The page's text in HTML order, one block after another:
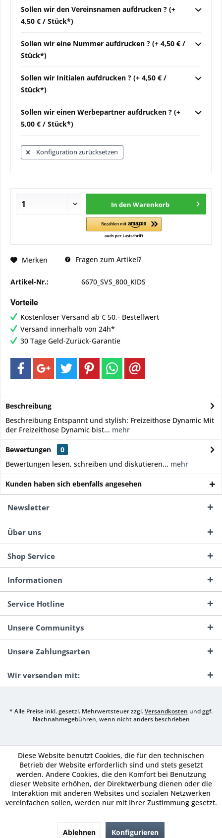
Sollen wir den Vereinsnamen aufdrucken ? (+
4,50 € / Stück*)
Sollen wir eine Nummer aufdrucken ? (+ 4,50 € /
Stück*)
Sollen wir Initialen aufdrucken ? (+ 4,50 € /
Stück*)
Sollen wir einen Werbepartner aufdrucken ? (+
5,00 € / Stück*)
Konfiguration zurücksetzen
In den Warenkorb
Merken Fragen zum Artikel?
Artikel-Nr.: 6670_SVS_800_KIDS
Vorteile
Kostenloser Versand ab € 50,- Bestellwert
Versand innerhalb von 24h*
30 Tage Geld-Zurück-Garantie
Beschreibung
Beschreibung Entspannt und stylish: Freizeithose Dynamic Mit
der Freizeithose Dynamic bist... mehr
Bewertungen
0
Bewertungen lesen, schreiben und diskutieren... mehr
Kunden haben sich ebenfalls angesehen
Newsletter
Über uns
Shop Service
Informationen
Service Hotline
Unsere Communitys
Unsere Zahlungsarten
Wir versenden mit:
* Alle Preise inkl. gesetzl. Mehrwertsteuer zzgl.Versandkosten und ggf.
Nachnahmegebühren, wenn nicht anders beschrieben
Diese Website benutzt Cookies, die für den technischen
Betrieb der Website erforderlich sind und stets gesetzt
werden. Andere Cookies, die den Komfort bei Benutzung
dieser Website erhöhen, der Direktwerbung dienen oder die
Interaktion mit anderen Websites und sozialen Netzwerken
vereinfachen sollen, werden nur mit Ihrer Zustimmung gesetzt.
Ablehnen Konfigurieren